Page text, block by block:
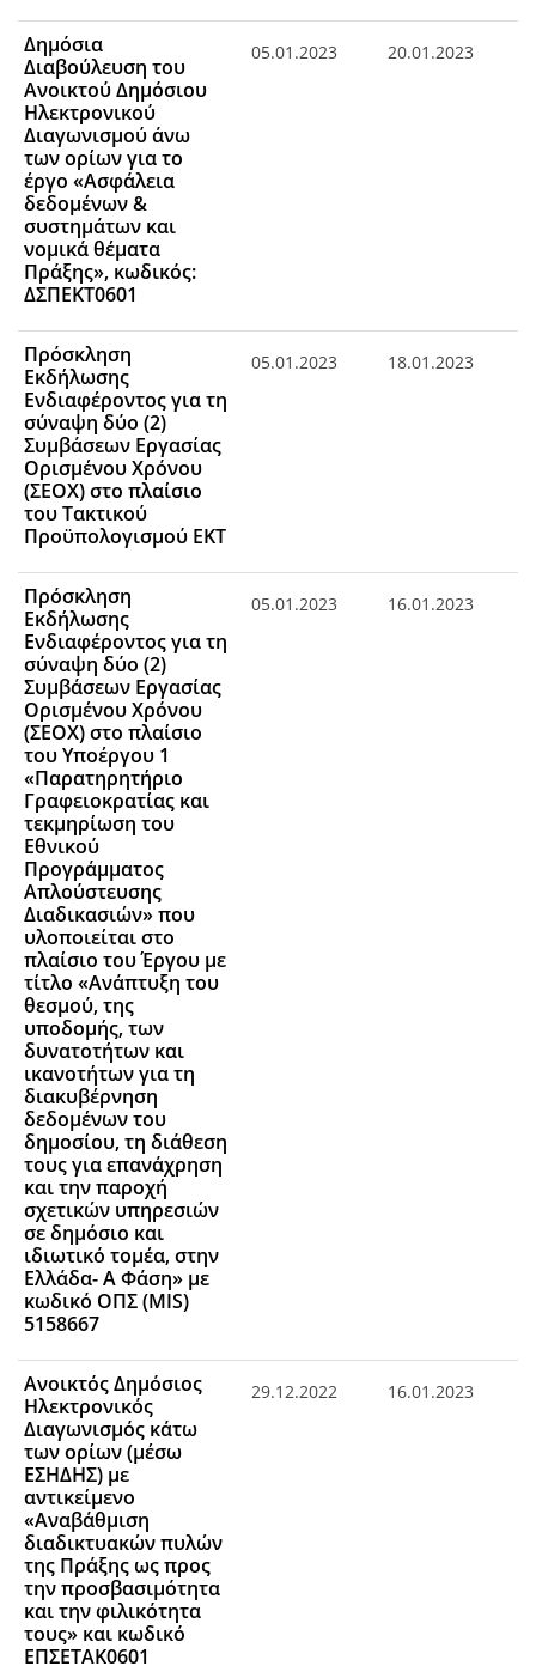
Δημόσια
Διαβούλευση του
Ανοικτού Δημόσιου
Ηλεκτρονικού
Διαγωνισμού άνω
των ορίων για το
έργο «Ασφάλεια
δεδομένων &
συστημάτων και
νομικά θέματα
Πράξης», κωδικός:
ΔΣΠΕΚΤ0601
05.01.2023 20.01.2023
Πρόσκληση
Εκδήλωσης
Ενδιαφέροντος για τη
σύναψη δύο (2)
Συμβάσεων Εργασίας
Ορισμένου Χρόνου
(ΣΕΟΧ) στο πλαίσιο
του Τακτικού
Προϋπολογισμού ΕΚΤ
05.01.2023 18.01.2023
Πρόσκληση
Εκδήλωσης
Ενδιαφέροντος για τη
σύναψη δύο (2)
Συμβάσεων Εργασίας
Ορισμένου Χρόνου
(ΣΕΟΧ) στο πλαίσιο
του Υποέργου 1
«Παρατηρητήριο
Γραφειοκρατίας και
τεκμηρίωση του
Εθνικού
Προγράμματος
Απλούστευσης
Διαδικασιών» που
υλοποιείται στο
πλαίσιο του Έργου με
τίτλο «Ανάπτυξη του
θεσμού, της
υποδομής, των
δυνατοτήτων και
ικανοτήτων για τη
διακυβέρνηση
δεδομένων του
δημοσίου, τη διάθεση
τους για επανάχρηση
και την παροχή
σχετικών υπηρεσιών
σε δημόσιο και
ιδιωτικό τομέα, στην
Ελλάδα- Α Φάση» με
κωδικό ΟΠΣ (MIS)
5158667
05.01.2023 16.01.2023
Ανοικτός Δημόσιος
Ηλεκτρονικός
Διαγωνισμός κάτω
των ορίων (μέσω
ΕΣΗΔΗΣ) με
αντικείμενο
«Aναβάθμιση
διαδικτυακών πυλών
της Πράξης ως προς
την προσβασιμότητα
και την φιλικότητα
τους» και κωδικό
ΕΠΣΕΤΑΚ0601
29.12.2022 16.01.2023